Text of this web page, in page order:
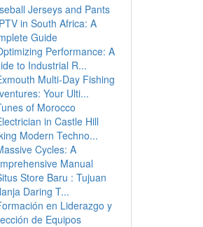
Jerseys and Pants
in South Africa: A
Guide
Performance: A
to Industrial R...
Multi-Day Fishing
Your Ulti...
of Morocco
in Castle Hill
Modern Techno...
Cycles: A
Manual
Store Baru : Tujuan
Daring T...
en Liderazgo y
de Equipos